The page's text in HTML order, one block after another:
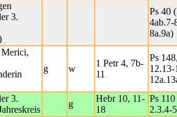
3.
Ps 40
4ab.7-
8a.9a)
g w
1 Petr 4, 7b-
11
Ps
3.
g
Hebr 10, 11-
18
Ps
2.3.4-